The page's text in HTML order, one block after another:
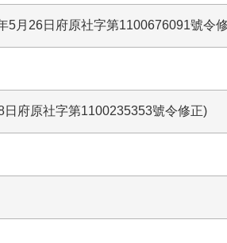
5月26日府原社字第1100676091號令
府原社字第1100235353號令修正)